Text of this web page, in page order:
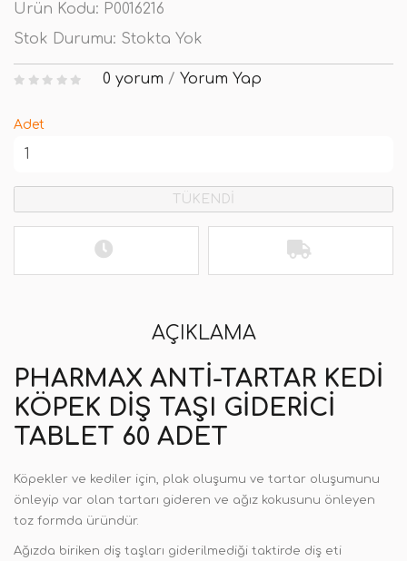
Ürün Kodu: P0016216
Stok Durumu: Stokta Yok
0 yorum / Yorum Yap
Adet
TÜKENDİ
AÇIKLAMA
PHARMAX ANTI-TARTAR KEDI
KÖPEK DIŞ TAŞI GIDERICI
TABLET 60 ADET
Köpekler ve kediler için, plak oluşumu ve tartar oluşumunu
önleyip var olan tartarı gideren ve ağız kokusunu önleyen
toz formda üründür.
Ağızda biriken diş taşları giderilmediği taktirde diş eti